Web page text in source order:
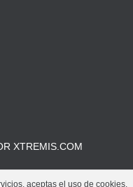
aceptas el uso de cookies.
XTREMIS.COM